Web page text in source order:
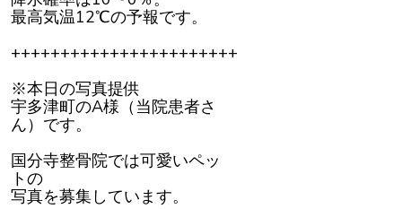
最高気温12℃の予報です。
+++++++++++++++++++++++
※本日の写真提供
宇多津町のA様（当院患者さ
ん）です。
国分寺整骨院では可愛いペッ
トの
写真を募集しています。